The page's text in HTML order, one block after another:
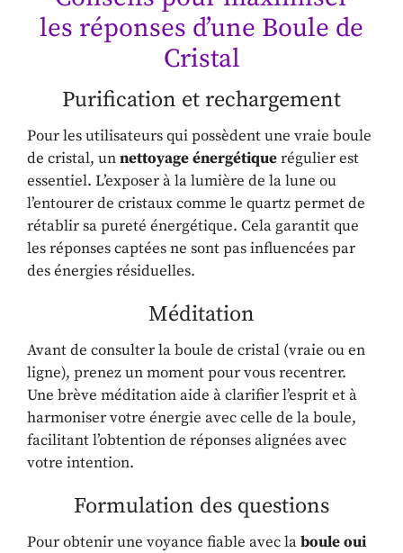
les réponses d’une Boule de
Cristal
Purification et rechargement
Pour les utilisateurs qui possèdent une vraie boule
de cristal, unnettoyage énergétiquerégulier est
essentiel. L’exposer à la lumière de la lune ou
l’entourer de cristaux comme le quartz permet de
rétablir sa pureté énergétique. Cela garantit que
les réponses captées ne sont pas influencées par
des énergies résiduelles.
Méditation
Avant de consulter la boule de cristal (vraie ou en
ligne), prenez un moment pour vous recentrer.
Une brève méditation aide à clarifier l’esprit et à
harmoniser votre énergie avec celle de la boule,
facilitant l’obtention de réponses alignées avec
votre intention.
Formulation des questions
Pour obtenir une voyance fiable avec laboule oui